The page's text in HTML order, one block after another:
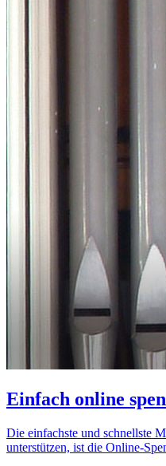
Einfach online
Die einfachste und schnellste
unterstützen, ist die Online-